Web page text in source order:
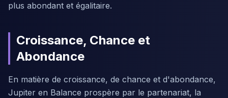
plus abondant et égalitaire.
Croissance, Chance et
Abondance
En matière de croissance, de chance et d'abondance,
Jupiter en Balance prospère par le partenariat, la